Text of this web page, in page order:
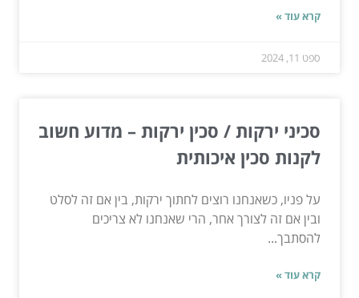
קרא עוד »
ספט 11, 2024
סכיני ירקות / סכין ירקות – מדוע חשוב
לקנות סכין איכותית
על פניו, כשאנחנו רוצים לחתוך ירקות, בין אם זה לסלט
ובין אם זה לצורך אחר, הרי שאנחנו לא צריכים
להסתבך...
קרא עוד »